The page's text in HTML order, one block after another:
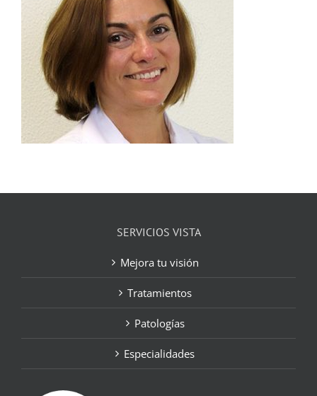
SERVICIOS VISTA
Mejora tu visión
Tratamientos
Patologías
Especialidades